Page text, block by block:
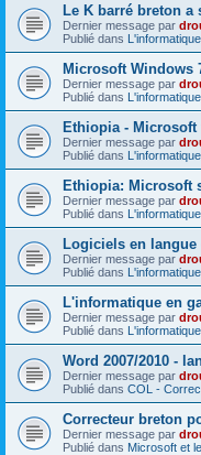
Le K barré breton a
Dernier message par
Publié dans
Microsoft Windows
Dernier message par
Publié dans
Ethiopia - Microsoft
Dernier message par
Publié dans
Ethiopia: Microsoft
Dernier message par
Publié dans
Logiciels en langue
Dernier message par
Publié dans
L'informatique en
Dernier message par
Publié dans
Word 2007/2010 -
Dernier message par
Publié dans COL -
Correcteur breton
Dernier message par
Publié dans Microsoft et